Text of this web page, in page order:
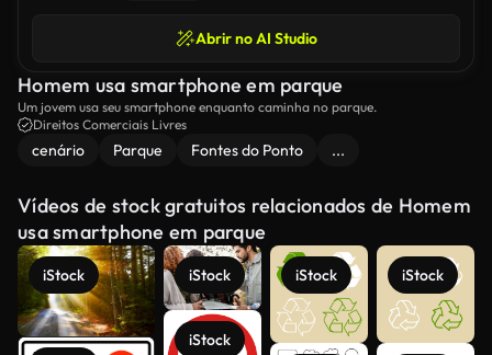
Abrir no AI Studio
Homem usa smartphone em parque
Um jovem usa seu smartphone enquanto caminha no parque.
Direitos Comerciais Livres
cenário Parque Fontes do Ponto ...
Vídeos de stock gratuitos relacionados de Homem
usa smartphone em parque
iStock iStock
iStock
iStock iStock